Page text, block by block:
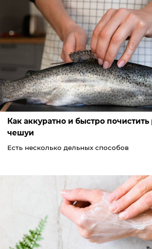
Как аккуратно и быстро почистить
чешуи
Есть несколько дельных способов